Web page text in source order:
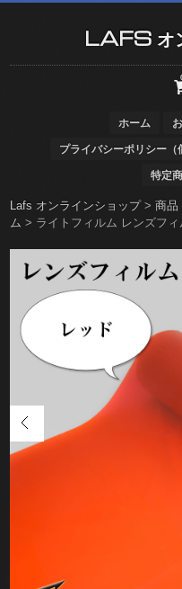
LAFS オ
ホーム
プライバシーポリシー（
特定
Lafs オンラインショップ>商品
ム > ライトフィルム レンズフ